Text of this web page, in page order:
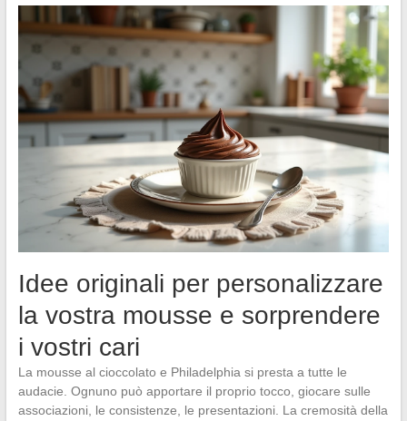
Idee originali per personalizzare
la vostra mousse e sorprendere
i vostri cari
La mousse al cioccolato e Philadelphia si presta a tutte le
audacie. Ognuno può apportare il proprio tocco, giocare sulle
associazioni, le consistenze, le presentazioni. La cremosità della